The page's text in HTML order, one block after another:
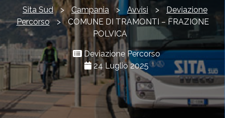
Sita Sud > Campania > Avvisi >
Deviazione
Percorso > COMUNE DI TRAMONTI – FRAZIONE
POLVICA
Deviazione Percorso
24 Luglio 2025